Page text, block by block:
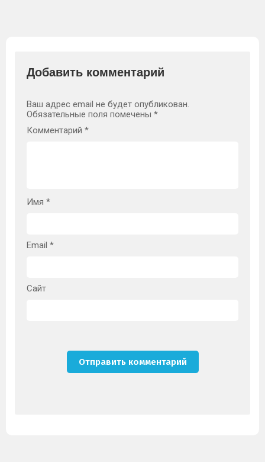
Добавить комментарий
Ваш адрес email не будет опубликован.
Обязательные поля помечены *
Комментарий *
Имя *
Email *
Сайт